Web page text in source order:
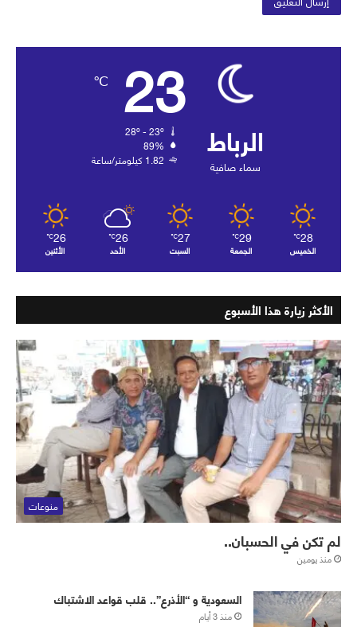
الرباط
سماء صافية
23
℃
89%
1.82 كيلومتر/ساعة
28
℃
الخميس
29
℃
الجمعة
27
℃
السبت
26
℃
الأحد
26
℃
الأثنين
الأكثر زيارة هذا الأسبوع
منوعات
لم تكن في الحسبان..
منذ يومين
‏⁧‫السعودية‬⁩ و “الأذرع”.. قلب قواعد الاشتباك
منذ 3 أيام